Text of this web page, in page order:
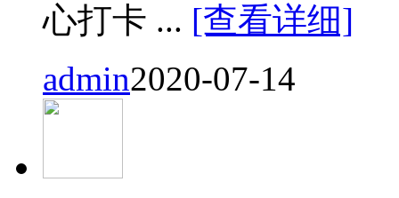
心打卡 ... [查看详细]
admin2020-07-14